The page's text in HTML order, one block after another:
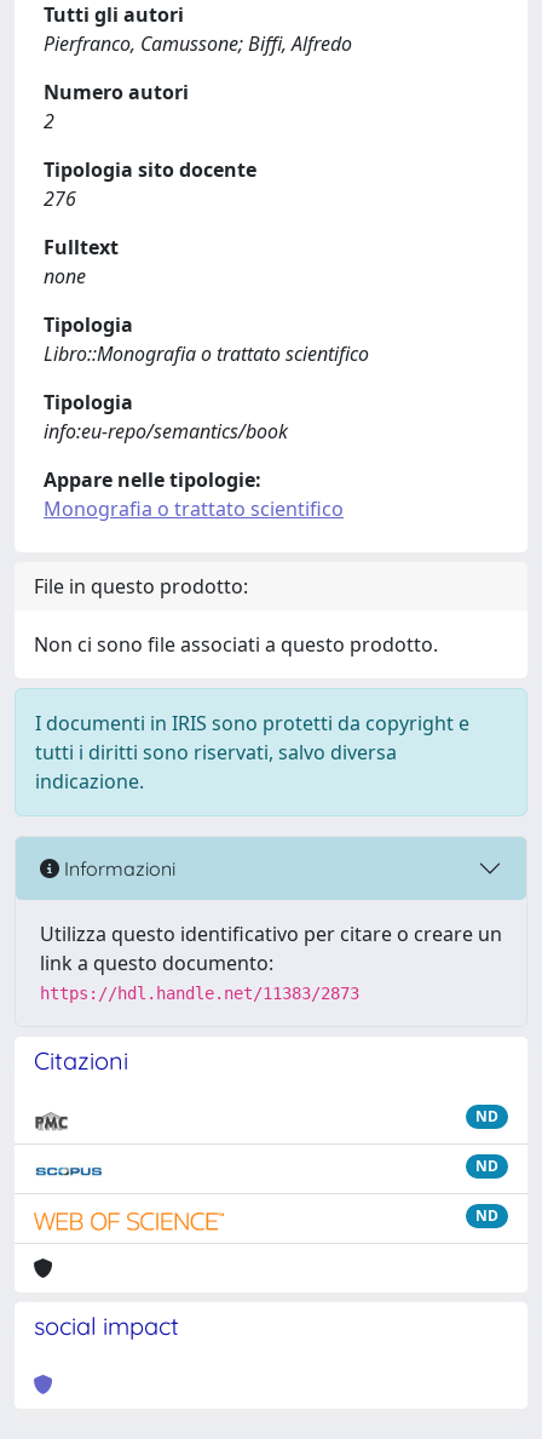
Tutti gli autori
Pierfranco, Camussone; Biffi, Alfredo
Numero autori
2
Tipologia sito docente
276
Fulltext
none
Tipologia
Libro::Monografia o trattato scientifico
Tipologia
info:eu-repo/semantics/book
Appare nelle tipologie:
Monografia o trattato scientifico
File in questo prodotto:
Non ci sono file associati a questo prodotto.
I documenti in IRIS sono protetti da copyright e
tutti i diritti sono riservati, salvo diversa
indicazione.
Informazioni
Utilizza questo identificativo per citare o creare un
link a questo documento:
https://hdl.handle.net/11383/2873
Citazioni
ND
ND
ND
social impact